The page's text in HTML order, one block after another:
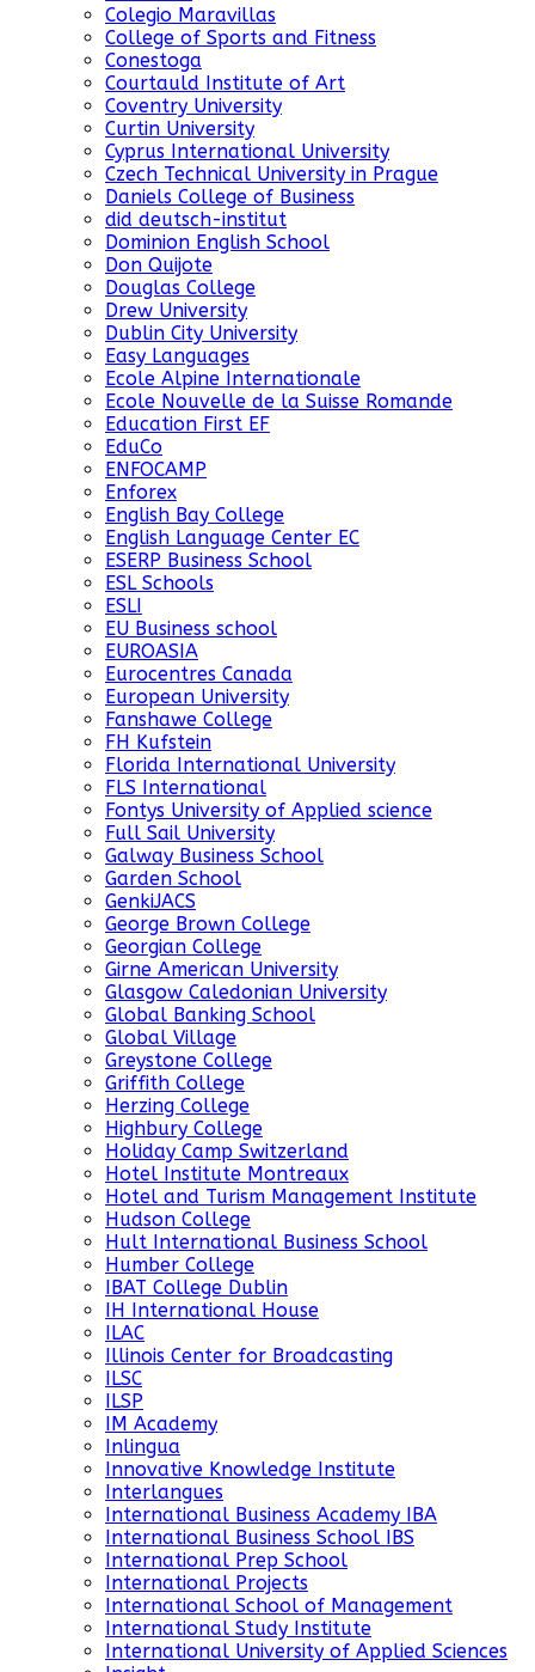
Colegio Maravillas
College of Sports and Fitness
Conestoga
Courtauld Institute of Art
Coventry University
Curtin University
Cyprus International University
Czech Technical University in Prague
Daniels College of Business
did deutsch-institut
Dominion English School
Don Quijote
Douglas College
Drew University
Dublin City University
Easy Languages
Ecole Alpine Internationale
Ecole Nouvelle de la Suisse Romande
Education First EF
EduCo
ENFOCAMP
Enforex
English Bay College
English Language Center EC
ESERP Business School
ESL Schools
ESLI
EU Business school
EUROASIA
Eurocentres Canada
European University
Fanshawe College
FH Kufstein
Florida International University
FLS International
Fontys University of Applied science
Full Sail University
Galway Business School
Garden School
GenkiJACS
George Brown College
Georgian College
Girne American University
Glasgow Caledonian University
Global Banking School
Global Village
Greystone College
Griffith College
Herzing College
Highbury College
Holiday Camp Switzerland
Hotel Institute Montreaux
Hotel and Turism Management Institute
Hudson College
Hult International Business School
Humber College
IBAT College Dublin
IH International House
ILAC
Illinois Center for Broadcasting
ILSC
ILSP
IM Academy
Inlingua
Innovative Knowledge Institute
Interlangues
International Business Academy IBA
International Business School IBS
International Prep School
International Projects
International School of Management
International Study Institute
International University of Applied Sciences